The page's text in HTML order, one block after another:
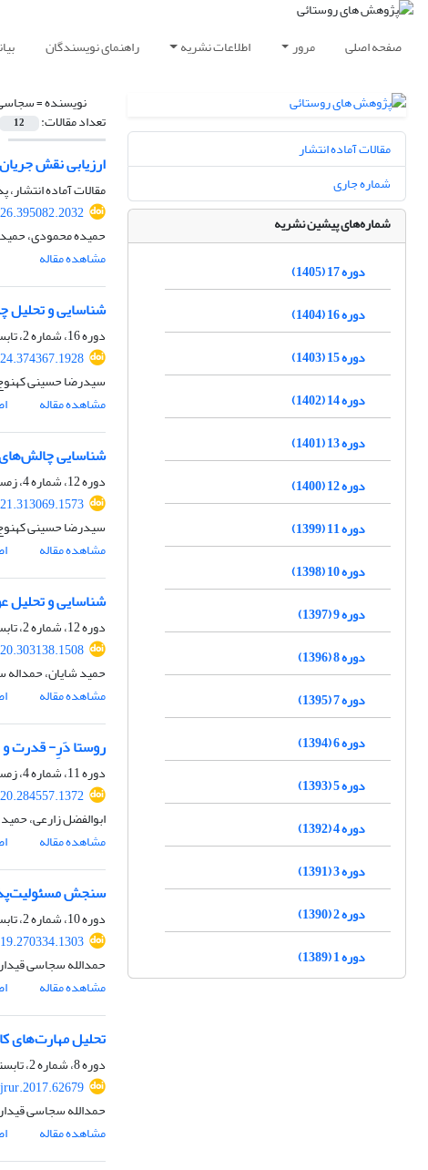
صفحه اصلی مرور اطلاعات نشریه راهنمای نویسندگان
نویسنده =
تعداد مقالات: 12
ارزیابی نقش
مقالات آماده انتشار،
حمیده محمودی،
مشاهده مقاله
شناسایی و تحلیل
دوره 16، شماره 2، تابستان 1404، صفحه
سیدرضا حسینی
مشاهده مقاله
شناسایی
دوره 12، شماره 4، زمستان 1400، صفحه
سیدرضا حسینی
مشاهده مقاله
شناسایی و تحلیل
دوره 12، شماره 2، تابستان 1400، صفحه
حمید شایان،
مشاهده مقاله
روستا دَرِ- قدرت و
دوره 11، شماره 4، زمستان 1399، صفحه
ابوالفضل زارعی،
مشاهده مقاله
سنجش
دوره 10، شماره 2، تابستان 1398، صفحه
حمدالله سجاسی
مشاهده مقاله
تحلیل مهارت‌های
دوره 8، شماره 2، تابستان 1396، صفحه
حمدالله سجاسی
مشاهده مقاله
مقالات آماده انتشار
شماره جاری
شماره‌های پیشین نشریه
دوره 17 (1405)
دوره 16 (1404)
دوره 15 (1403)
دوره 14 (1402)
دوره 13 (1401)
دوره 12 (1400)
دوره 11 (1399)
دوره 10 (1398)
دوره 9 (1397)
دوره 8 (1396)
دوره 7 (1395)
دوره 6 (1394)
دوره 5 (1393)
دوره 4 (1392)
دوره 3 (1391)
دوره 2 (1390)
دوره 1 (1389)